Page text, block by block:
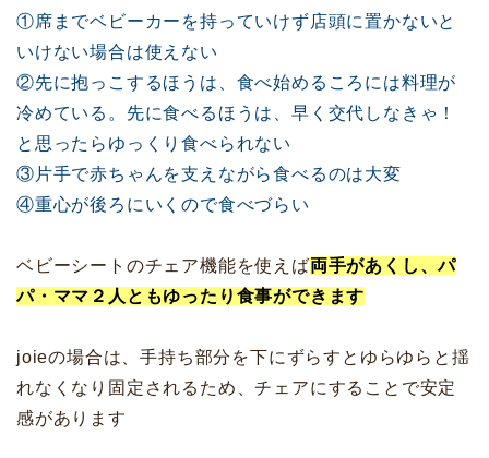
①席までベビーカーを持っていけず店頭に置かないと
いけない場合は使えない
②先に抱っこするほうは、食べ始めるころには料理が
冷めている。先に食べるほうは、早く交代しなきゃ！
と思ったらゆっくり食べられない
③片手で赤ちゃんを支えながら食べるのは大変
④重心が後ろにいくので食べづらい
ベビーシートのチェア機能を使えば両手があくし、パ
パ・ママ２人ともゆったり食事ができます
joieの場合は、手持ち部分を下にずらすとゆらゆらと揺
れなくなり固定されるため、チェアにすることで安定
感があります